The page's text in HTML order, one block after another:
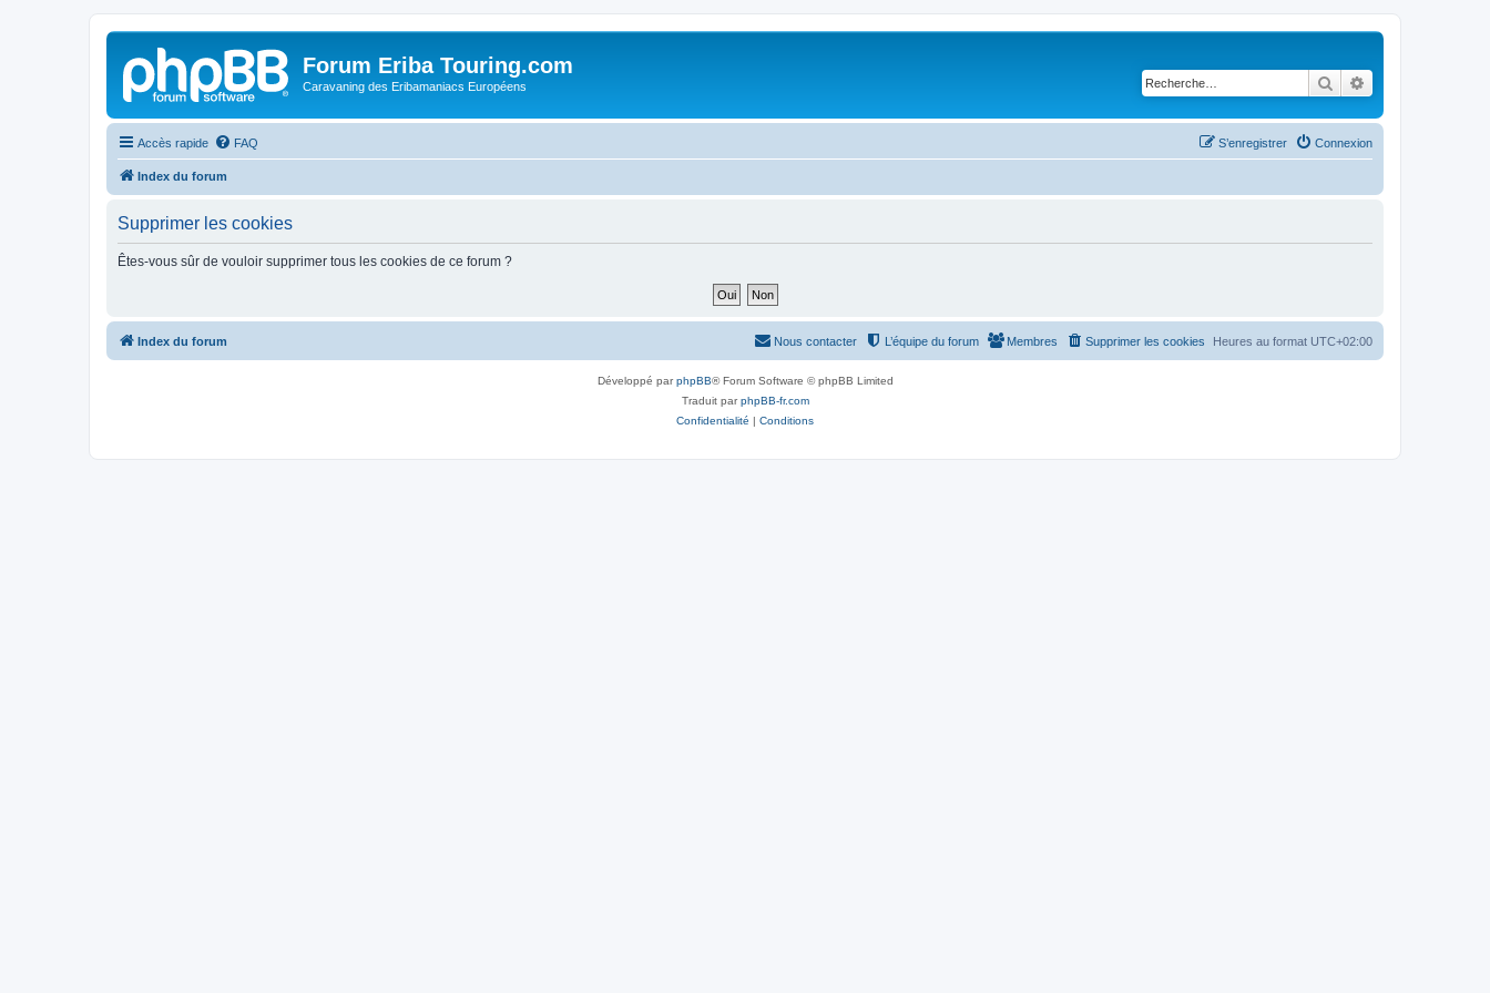
Forum Eriba Touring.com
Caravaning des Eribamaniacs Européens Rechercher
Accès rapide FAQ Connexion
S’enregistrer
Index du forum
Supprimer les cookies
Êtes-vous sûr de vouloir supprimer tous les cookies de ce forum ?
Index du forum Heures au format UTC+02:00
Supprimer les cookies
Membres
L’équipe du forum
Nous contacter
Développé parphpBB® Forum Software © phpBB Limited
Traduit parphpBB-fr.com
Confidentialité | Conditions